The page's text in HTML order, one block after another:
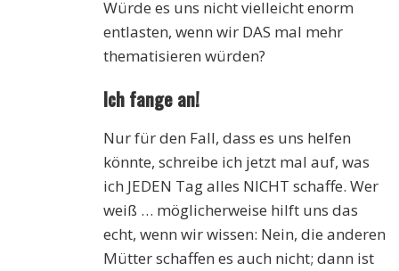
Würde es uns nicht vielleicht enorm
entlasten, wenn wir DAS mal mehr
thematisieren würden?
Ich fange an!
Nur für den Fall, dass es uns helfen
könnte, schreibe ich jetzt mal auf, was
ich JEDEN Tag alles NICHT schaffe. Wer
weiß … möglicherweise hilft uns das
echt, wenn wir wissen: Nein, die anderen
Mütter schaffen es auch nicht; dann ist